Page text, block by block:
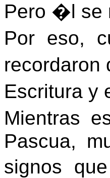
Pero �l se
Por eso,
Escritura y
Mientras
Pascua,
signos